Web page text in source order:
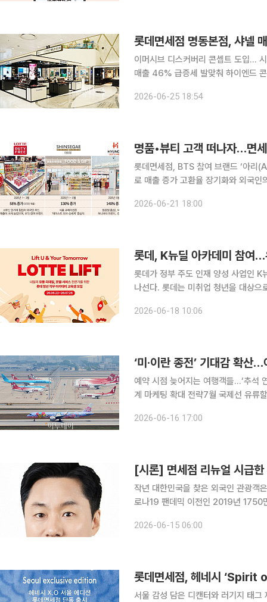
롯데면세점 명동본점, 샤넬
이머시브 디스커버리 콘셉트 도입…
매출 46% 급증세 발맞춰 하이엔드 콘텐츠 확충 가속 롯데면세점이
이 격화되는 가운데, 차별화된 오프
2026-06-25 18:54
명품•뷰티 고객 떠나자…면
롯데면세점, BTS 참여 브랜드 ‘아리
로 매출 증가 고환율 장기화와 외국인의 여행 패턴이 변화하면서 국내 면세점업계가 ‘K푸드’를 신성
백화점 등을 찾는 가운데 면세점들은
2026-06-21 18:00
롯데, K뉴딜 아카데미 참여…
롯데가 정부 주도 인재 양성 사업인 K
나선다. 롯데는 미취업 청년을 대상으로 실무 중심 교육 프로그램인 '리프트(LIFT)'를 개설하고 참가
의 성장과 미래 설계를 지원하기 위해
2026-06-18 10:06
‘미·이란 종전’ 기대감 확산
예약 시점 늦어지는 여행객들…‘추석
계 마케팅 확대 전략7월 국제선 유류할증
여파로 위축됐던 해외여행 심리가 살
2026-06-16 17:00
[시론] 면세점 리뉴얼 시급한
작년 대한민국을 찾은 외국인 관광
로나19 팬데믹 이전인 2019년 1750
진국 반열에 올렸지만, 성장세는 어느
2026-06-15 06:00
롯데면세점, 헤네시 ‘Spirit
서울 감성 담은 디캔터와 러기지 태그 제공 롯데면세점이 프리미엄 코냑 브